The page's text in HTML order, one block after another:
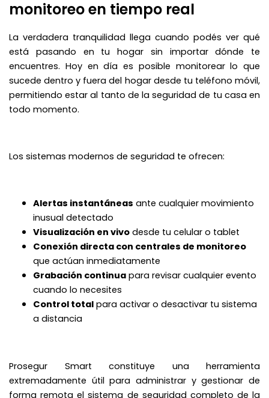
monitoreo en tiempo real
La verdadera tranquilidad llega cuando podés ver qué
está pasando en tu hogar sin importar dónde te
encuentres. Hoy en día es posible monitorear lo que
sucede dentro y fuera del hogar desde tu teléfono móvil,
permitiendo estar al tanto de la seguridad de tu casa en
todo momento.
Los sistemas modernos de seguridad te ofrecen:
Alertas instantáneas ante cualquier movimiento
inusual detectado
Visualización en vivo desde tu celular o tablet
Conexión directa con centrales de monitoreo
que actúan inmediatamente
Grabación continua para revisar cualquier evento
cuando lo necesites
Control total para activar o desactivar tu sistema
a distancia
Prosegur Smart constituye una herramienta
extremadamente útil para administrar y gestionar de
forma remota el sistema de seguridad completo de la